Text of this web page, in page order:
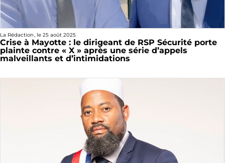
La Rédaction, le 25 août 2025
Crise à Mayotte : le dirigeant de RSP Sécurité porte
plainte contre « X » après une série d’appels
malveillants et d’intimidations